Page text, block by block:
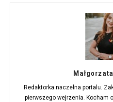
Redaktorka naczelna portalu.
pierwszego wejrzenia. Kocham